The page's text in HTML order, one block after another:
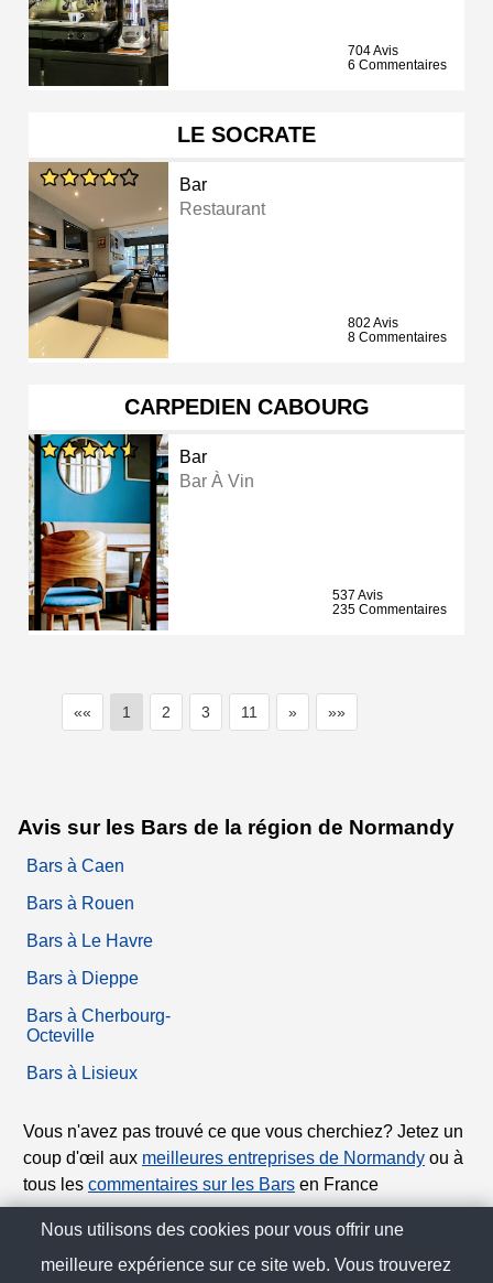
704 Avis
6 Commentaires
LE SOCRATE
Bar
Restaurant
802 Avis
8 Commentaires
CARPEDIEN CABOURG
Bar
Bar À Vin
537 Avis
235 Commentaires
«« 1 2 3 11 » »»
Avis sur les Bars de la région de Normandy
Bars à Caen
Bars à Rouen
Bars à Le Havre
Bars à Dieppe
Bars à Cherbourg-
Octeville
Bars à Lisieux
Vous n'avez pas trouvé ce que vous cherchiez? Jetez un
coup d'œil aux meilleures entreprises de Normandy ou à
tous les commentaires sur les Bars en France
© Citoo France 2025
Nous utilisons des cookies pour vous offrir une
meilleure expérience sur ce site web. Vous trouverez